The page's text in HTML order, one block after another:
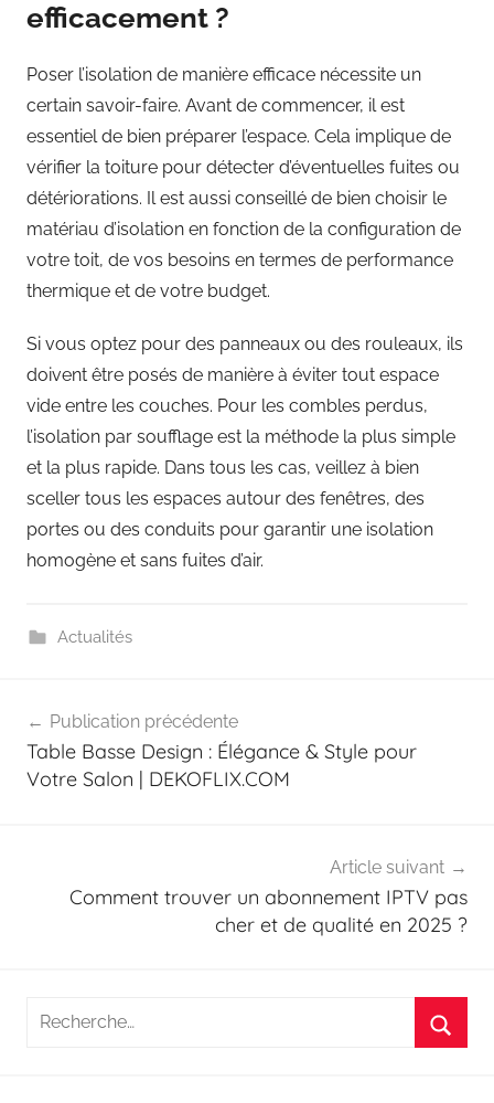
efficacement ?
Poser l’isolation de manière efficace nécessite un
certain savoir-faire. Avant de commencer, il est
essentiel de bien préparer l’espace. Cela implique de
vérifier la toiture pour détecter d’éventuelles fuites ou
détériorations. Il est aussi conseillé de bien choisir le
matériau d’isolation en fonction de la configuration de
votre toit, de vos besoins en termes de performance
thermique et de votre budget.
Si vous optez pour des panneaux ou des rouleaux, ils
doivent être posés de manière à éviter tout espace
vide entre les couches. Pour les combles perdus,
l’isolation par soufflage est la méthode la plus simple
et la plus rapide. Dans tous les cas, veillez à bien
sceller tous les espaces autour des fenêtres, des
portes ou des conduits pour garantir une isolation
homogène et sans fuites d’air.
Actualités
de
l’article
Publication précédente
Table Basse Design : Élégance & Style pour
Votre Salon | DEKOFLIX.COM
Article suivant
Comment trouver un abonnement IPTV pas
cher et de qualité en 2025 ?
Recherche